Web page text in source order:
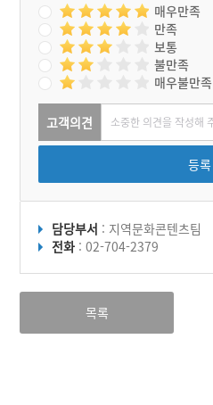
매우만족
만족
보통
불만족
매우불만족
고객의견
등록
담당부서 : 지역문화콘텐츠팀
전화 : 02-704-2379
목록